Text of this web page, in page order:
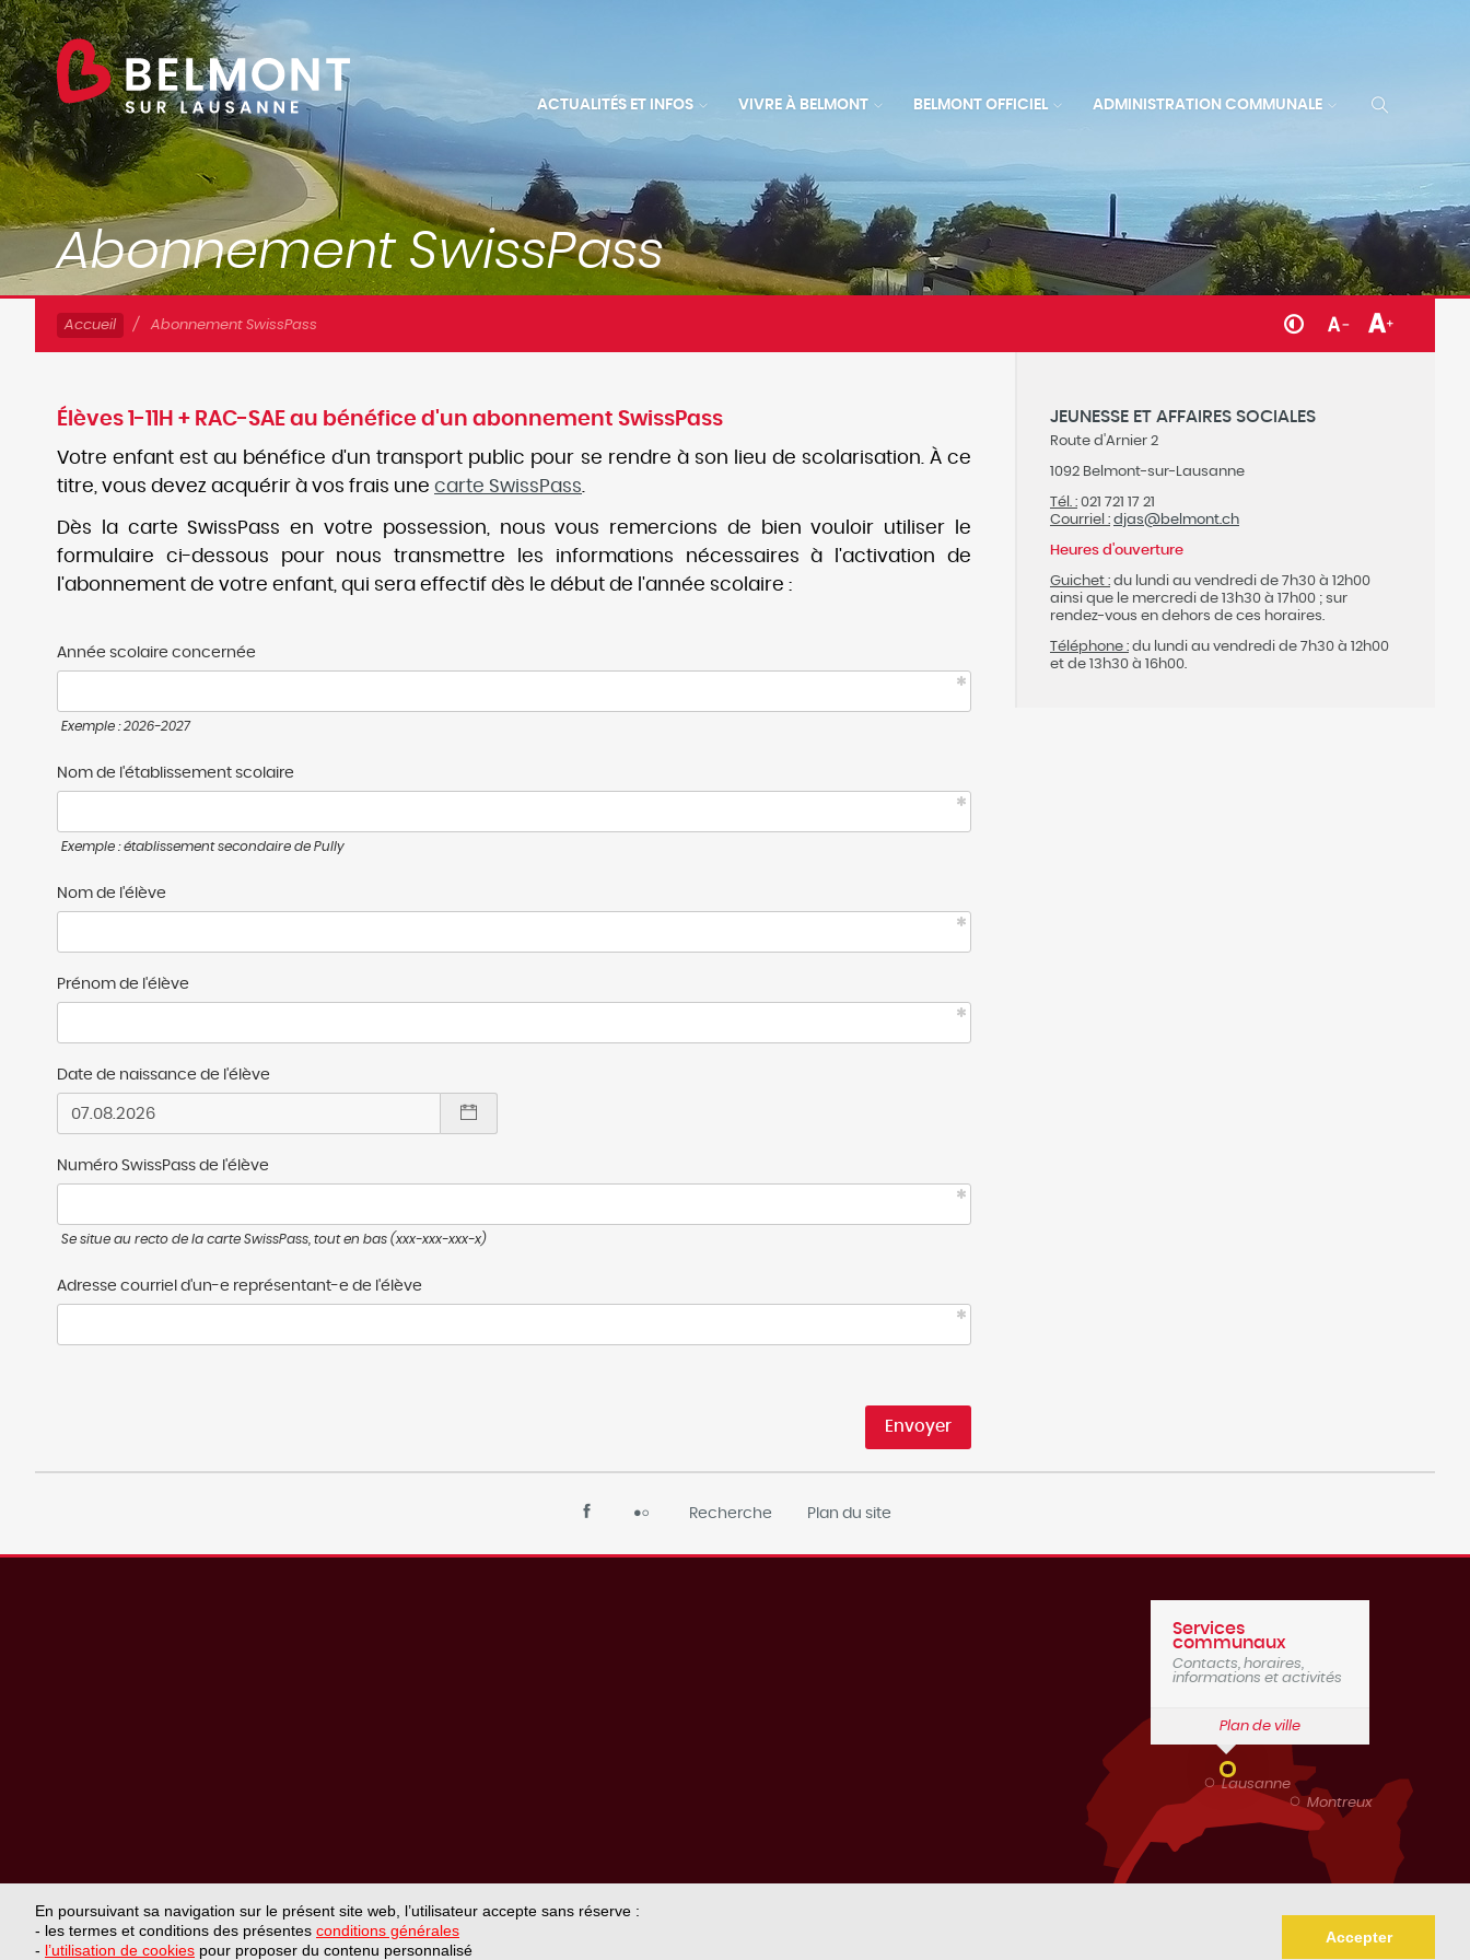
En poursuivant sa navigation sur le présent site web, l’utilisateur accepte sans réserve :
- les termes et conditions des présentes conditions générales
- l’utilisation de cookies pour proposer du contenu personnalisé
Accepter
ACTUALITÉS ET INFOS VIVRE À BELMONT BELMONT OFFICIEL ADMINISTRATION COMMUNALE
Accueil Abonnement SwissPass
Élèves 1-11H + RAC-SAE au bénéfice d'un abonnement SwissPass
Votre enfant est au bénéfice d'un transport public pour se rendre à son lieu de scolarisation. À ce
titre, vous devez acquérir à vos frais une carte SwissPass
Dès la carte SwissPass en votre possession, nous vous remercions de bien vouloir utiliser le
formulaire ci-dessous pour nous transmettre les informations nécessaires à l'activation de
l'abonnement de votre enfant, qui sera effectif dès le début de l'année scolaire :
Année scolaire concernée
Exemple : 2026-2027
Nom de l'établissement scolaire
Exemple : établissement secondaire de Pully
Nom de l'élève
Prénom de l'élève
Date de naissance de l'élève
Numéro SwissPass de l'élève
Se situe au recto de la carte SwissPass, tout en bas (xxx-xxx-xxx-x)
Adresse courriel d'un-e représentant-e de l'élève
JEUNESSE ET AFFAIRES SOCIALES
Route d'Arnier 2
1092 Belmont-sur-Lausanne
Tél. : 021 721 17 21
Courriel : djas@belmont.ch
Heures d'ouverture
Guichet : du lundi au vendredi de 7h30 à 12h00
ainsi que le mercredi de 13h30 à 17h00 ; sur
rendez-vous en dehors de ces horaires.
Téléphone : du lundi au vendredi de 7h30 à 12h00
et de 13h30 à 16h00.
Recherche Plan du site
Services
communaux
Contacts, horaires,
informations et activités
Plan de ville
Lausanne
Montreux